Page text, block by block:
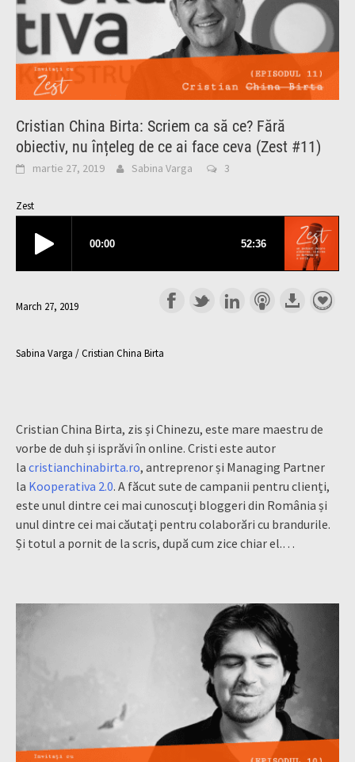
Cristian China Birta: Scriem ca să ce? Fără
obiectiv, nu înțeleg de ce ai face ceva (Zest #11)
martie 27, 2019 Sabina Varga 3
Zest
March 27, 2019
Sabina Varga / Cristian China Birta
Cristian China Birta, zis și Chinezu, este mare maestru de
vorbe de duh și isprăvi în online. Cristi este autor
la cristianchinabirta.ro, antreprenor și Managing Partner
la Kooperativa 2.0. A făcut sute de campanii pentru clienți,
este unul dintre cei mai cunoscuți bloggeri din România și
unul dintre cei mai căutați pentru colaborări cu brandurile.
Și totul a pornit de la scris, după cum zice chiar el.…